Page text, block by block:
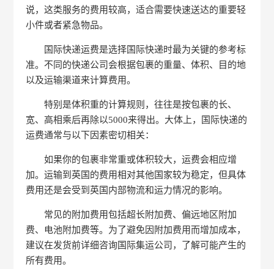
说，这类服务的费用较高，适合需要快速送达的重要轻
小件或者紧急物品。
国际快递运费是选择国际快递时最为关键的参考标
准。不同的快递公司会根据包裹的重量、体积、目的地
以及运输渠道来计算费用。
特别是体积重的计算规则，往往是按包裹的长、
宽、高相乘后再除以5000来得出。大体上，国际快递的
运费通常与以下因素密切相关：
如果你的包裹非常重或体积较大，运费会相应增
加。运输到英国的费用相对其他国家较为稳定，但具体
费用还是会受到英国内部物流和运力情况的影响。
常见的附加费用包括超长附加费、偏远地区附加
费、电池附加费等。为了避免因附加费用而增加成本，
建议在发货前详细咨询国际集运公司，了解可能产生的
所有费用。